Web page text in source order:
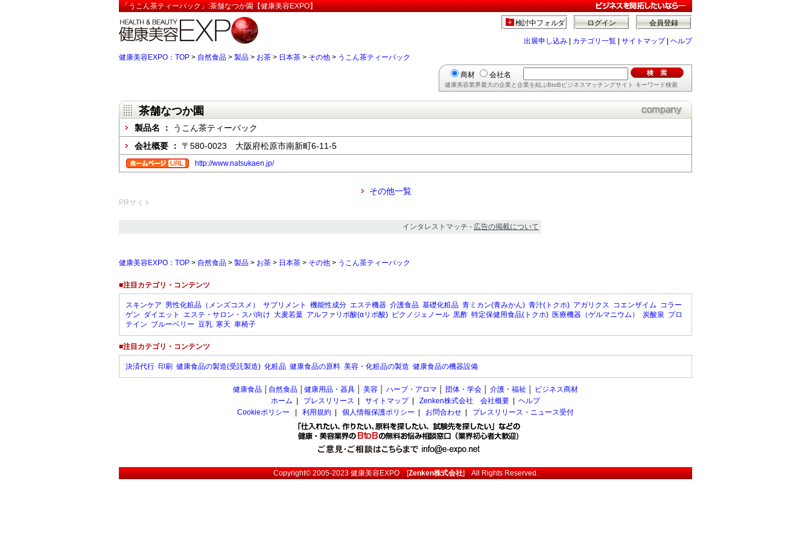
「うこん茶ティーパック」:茶舗なつか園【健康美容EXPO】
会員登録
ログイン
検討中フォルダ
出展申し込み カテゴリ一覧 サイトマップ| ヘルプ
健康美容EXPO：TOP > 自然食品 > 製品 > お茶 > 日本茶 > その他 > うこん茶ティーパック
商材 会社名
健康美容業界最大の企業と企業を結ぶBtoBビジネスマッチングサイト キーワード検索
茶舗なつか園
製品名 ：
うこん茶ティーパック
会社概要 ： 〒580-0023 大阪府松原市南新町6-11-5
http://www.natsukaen.jp/
その他一覧
PRサイト
インタレストマッチ - 広告の掲載について
健康美容EXPO：TOP > 自然食品 > 製品 > お茶 > 日本茶 > その他 > うこん茶ティーパック
■注目カテゴリ・コンテンツ
スキンケア 男性化粧品（メンズコスメ） サプリメント 機能性成分 エステ機器 介護食品 基礎化粧品 青ミカン(青みかん) 青汁(トクホ) アガリクス コエンザイム コラー
ゲン ダイエット エステ・サロン・スパ向け 大麦若葉 アルファリポ酸(αリポ酸) ピクノジェノール 黒酢 特定保健用食品(トクホ) 医療機器（ゲルマニウム） 炭酸泉 プロ
テイン ブルーベリー 豆乳 寒天 車椅子
■注目カテゴリ・コンテンツ
決済代行 印刷 健康食品の製造(受託製造) 化粧品 健康食品の原料 美容・化粧品の製造 健康食品の機器設備
健康食品 自然食品 健康用品・器具 美容 ハーブ・アロマ 団体・学会 介護・福祉
ビジネス商材
ホーム
プレスリリース サイトマップ| Zenken株式会社 会社概要
ヘルプ
Cookieポリシー
利用規約 個人情報保護ポリシー お問合わせ プレスリリース・ニュース受付
Copyright© 2005-2023健康美容EXPO[Zenken株式会社] All Rights Reserved.